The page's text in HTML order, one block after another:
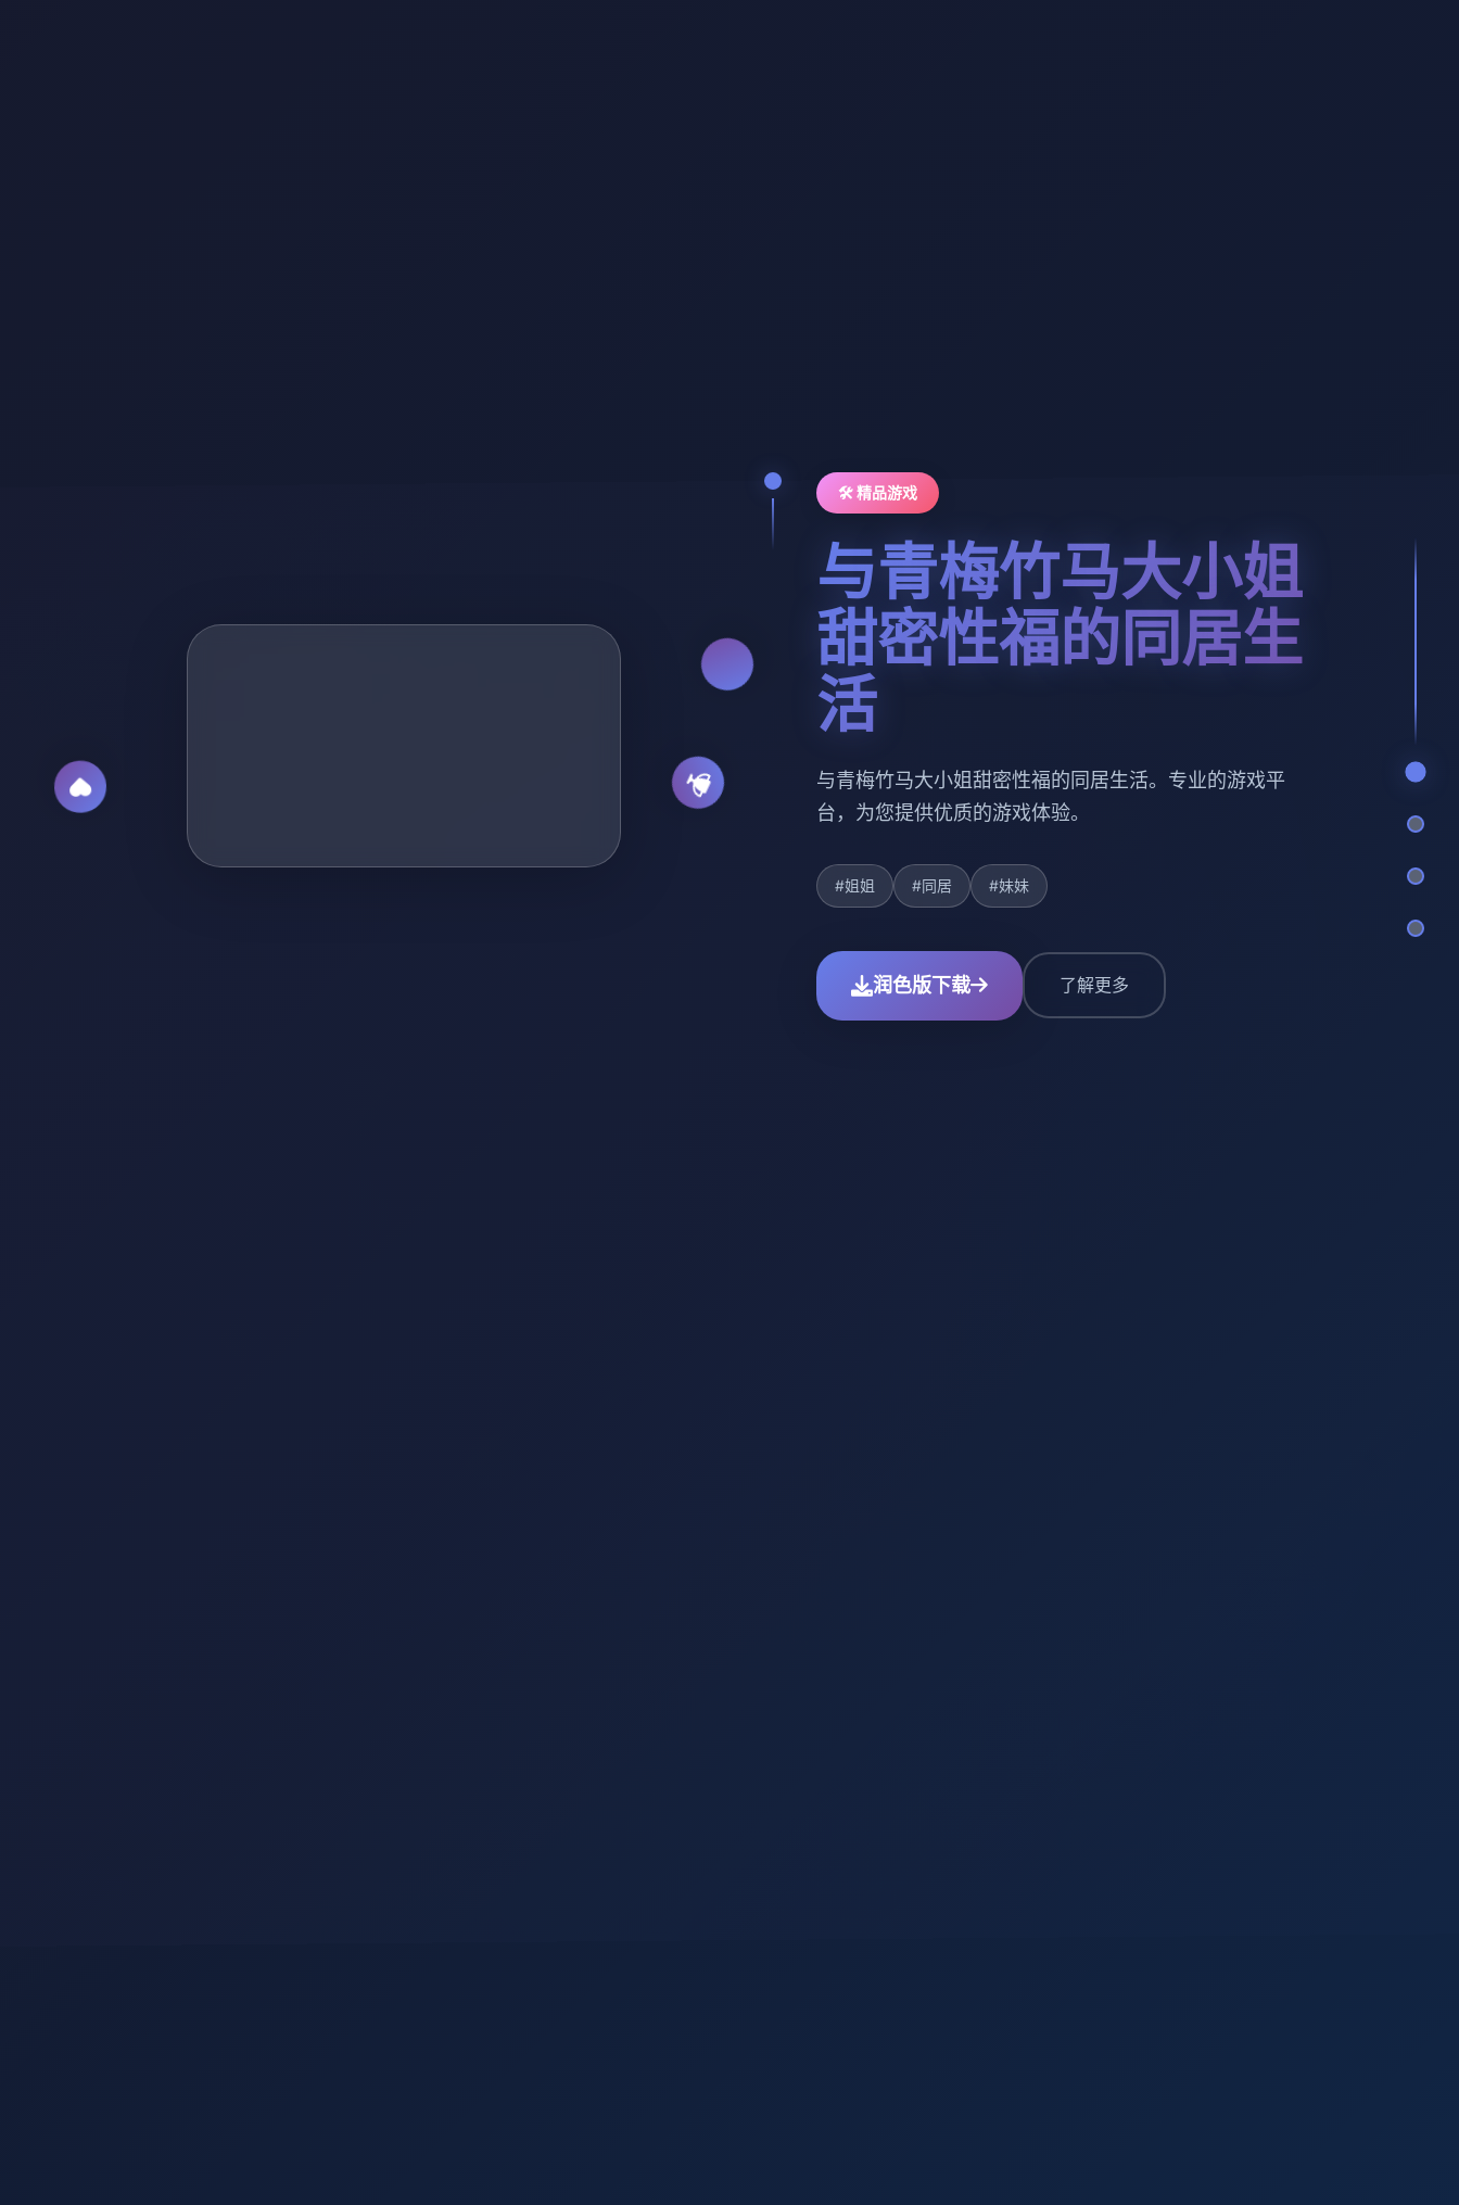
🛠️ 精品游戏
与青梅竹马大小姐
甜密性福的同居生
活
与青梅竹马大小姐甜密性福的同居生活。专业的游戏平
台，为您提供优质的游戏体验。
#姐姐 #同居 #妹妹
润色版下载 了解更多